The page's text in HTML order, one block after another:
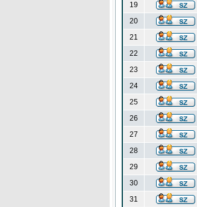
19
20
21
22
23
24
25
26
27
28
29
30
31